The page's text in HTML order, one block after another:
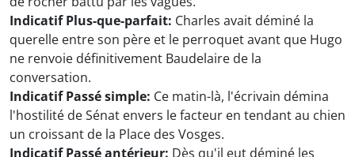
Indicatif Plus-que-parfait: Charles avait déminé la
querelle entre son père et le perroquet avant que Hugo
ne renvoie définitivement Baudelaire de la
conversation.
Indicatif Passé simple: Ce matin-là, l'écrivain démina
l'hostilité de Sénat envers le facteur en tendant au chien
un croissant de la Place des Vosges.
Indicatif Passé antérieur: Dès qu'il eut déminé les